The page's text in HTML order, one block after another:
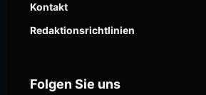
Kontakt
Redaktionsrichtlinien
Folgen Sie uns